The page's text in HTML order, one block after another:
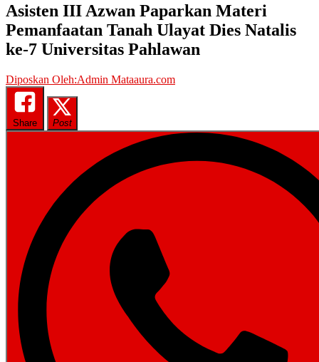
Asisten III Azwan Paparkan Materi
Pemanfaatan Tanah Ulayat Dies Natalis
ke-7 Universitas Pahlawan
Diposkan Oleh:Admin Mataaura.com
Share Post